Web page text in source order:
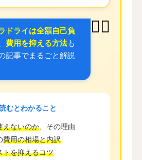
👨‍⚕️
ドライは全額自己負
費用を抑える方法も
記事でまるごと解説
むとわかること
えないのか 、その理由
費用の相場と内訳
トを抑えるコツ